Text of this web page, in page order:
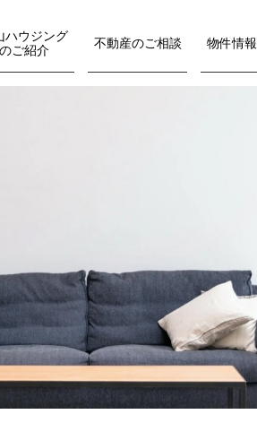
ハウジング
のご紹介
不動産のご相談 物件情報